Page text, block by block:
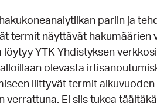
pariin ja
termit näyttävät hakumäärien
YTK-Yhdistyksen
olevasta
liittyvät termit alkuvuoden
verrattuna. Ei siis tukea